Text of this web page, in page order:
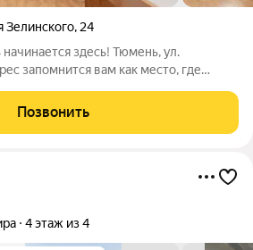
Зелинского, 24
здесь! Тюмень, ул.
но не оторваны от земли. Света здесь
Позвонить
4 этаж из 4